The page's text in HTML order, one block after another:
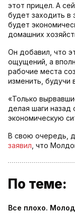
этот прицел. А
будет заходить в
будет
домашних
Он добавил, что
ощущений, а
рабочие места
изменить, будучи
«Только
делая шаги назад
экономическую
В свою очередь,
заявил , что
По теме:
Все плохо.